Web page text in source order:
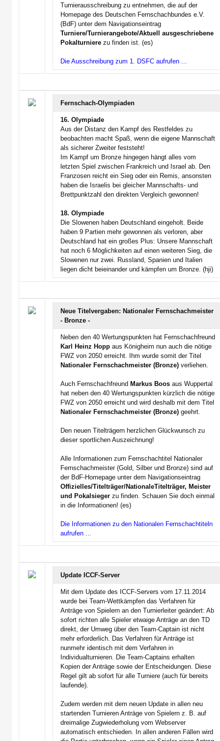
Turnierausschreibung zu entnehmen, die auf der
Homepage des Deutschen Fernschachbundes e.V.
(BdF) unter dem Navigationseintrag
Turniere/Turnierangebote/Aktuell ausgeschriebene
Pokalturnierezu finden ist. (es)
Die Ausschreibung zum 1. DSFC aufrufen ...
Fernschach-Olympiaden
16. Olympiade
Aus der Distanz den Kampf des Restfeldes zu
beobachten macht Spaß, wenn die eigene Mannschaft
als sicherer Zweiter feststeht!
Im Kampf um Bronze hingegen hängt alles vom
letzten Spiel zwischen Frankreich und Israel ab. Den
Franzosen reicht ein Sieg oder ein Remis, ansonsten
haben die Israelis bei gleicher Mannschafts- und
Brettpunktzahl den direkten Vergleich gewonnen!
18. Olympiade
Die Slowenen haben Deutschland eingeholt. Beide
haben 9 Partien mehr gewonnen als verloren, aber
Deutschland hat ein großes Plus: Unsere Mannschaft
hat noch 6 Möglichkeiten auf einen weiteren Sieg, die
Slowenen nur zwei. Russland, Spanien und Italien
liegen dicht beieinander und kämpfen um Bronze. (hji)
Neue Titelvergaben: Nationaler Fernschachmeister
- Bronze -
Neben den 40 Wertungspunkten hat Fernschachfreund
Karl Heinz Hopp aus Königheim nun auch die nötige
FWZ von 2050 erreicht. Ihm wurde somit der Titel
Nationaler Fernschachmeister (Bronze)verliehen.
Auch Fernschachfreund Markus Boos aus Wuppertal
hat neben den 40 Wertungspunkten kürzlich die nötige
FWZ von 2050 erreicht und wird deshalb mit dem Titel
Nationaler Fernschachmeister (Bronze) geehrt.
Den neuen Titelträgern herzlichen Glückwunsch zu
dieser sportlichen Auszeichnung!
Alle Informationen zum Fernschachtitel Nationaler
Fernschachmeister (Gold, Silber und Bronze) sind auf
der BdF-Homepage unter dem Navigationseintrag
Offizielles/Titelträger/NationaleTitelträger, Meister
und Pokalsiegerzu finden. Schauen Sie doch einmal
in die Informationen! (es)
Die Informationen zu den Nationalen Fernschachtiteln
aufrufen ...
Update ICCF-Server
Mit dem Update des ICCF-Servers vom 17.11.2014
wurde bei Team-Wettkämpfen das Verfahren für
Anträge von Spielern an den Turnierleiter geändert: Ab
sofort richten alle Spieler etwaige Anträge an den TD
direkt, der Umweg über den Team-Captain ist nicht
mehr erforderlich. Das Verfahren für Anträge ist
nunmehr identisch mit dem Verfahren in
Individualturnieren. Die Team-Captains erhalten
Kopien der Anträge sowie der Entscheidungen. Diese
Regel gilt ab sofort für alle Turniere (auch für bereits
laufende).
Zudem werden mit dem neuen Update in allen neu
startenden Turnieren Anträge von Spielern z. B. auf
dreimalige Zugwiederholung vom Webserver
automatisch entschieden. In allen anderen Fällen wird